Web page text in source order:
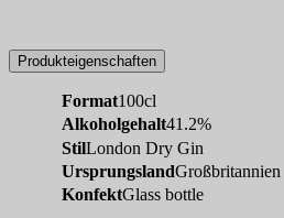
Produkteigenschaften
Format100cl
Alkoholgehalt41.2%
StilLondon Dry Gin
UrsprungslandGroßbritannien
KonfektGlass bottle